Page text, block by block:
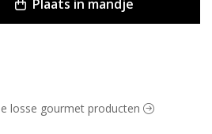
Plaats in mandje
losse gourmet producten